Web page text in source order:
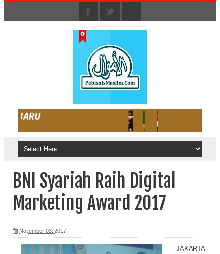
BNI Syariah Raih Digital
Marketing Award 2017
November 03, 2017
JAKARTA